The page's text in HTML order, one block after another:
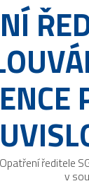
Opatření ředitele
v